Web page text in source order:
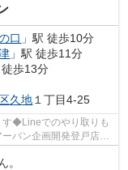
口 」駅 徒歩10分
」駅 徒歩11分
徒歩13分
久地１丁目4-25
◆Lineでのやり取りも
バン企画開発登戸店
。